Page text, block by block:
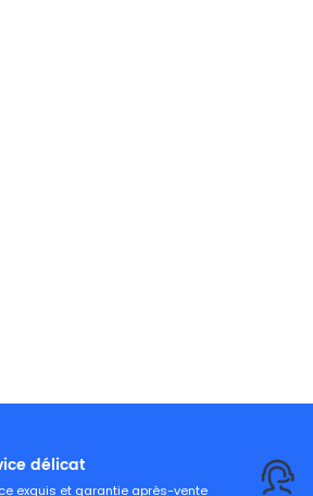
délicat
exquis et garantie après-vente